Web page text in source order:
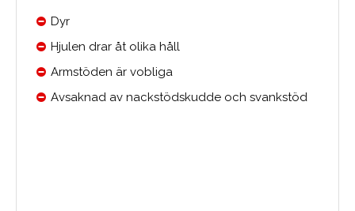
Dyr
Hjulen drar åt olika håll
Armstöden är vobliga
Avsaknad av nackstödskudde och svankstöd